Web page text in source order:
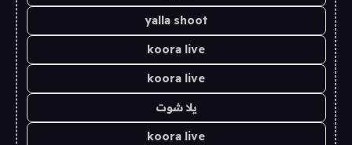
yalla shoot
koora live
koora live
يلا شوت
koora live